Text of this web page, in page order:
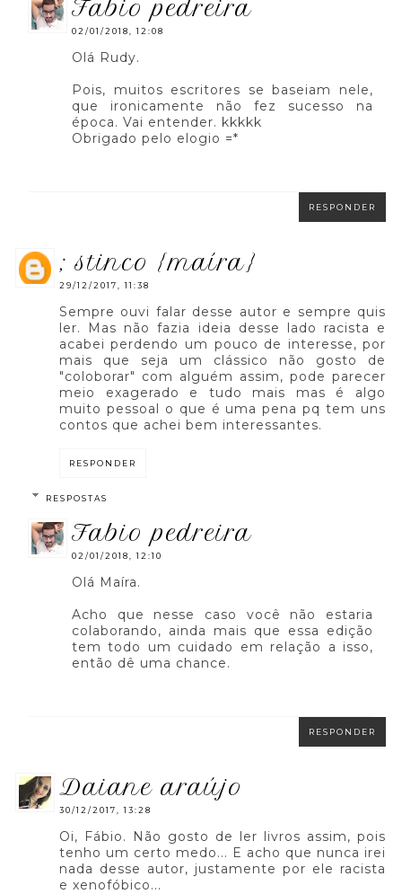
fabio pedreira
02/01/2018, 12:08
Olá Rudy.
Pois, muitos escritores se baseiam nele,
que ironicamente não fez sucesso na
época. Vai entender. kkkkk
Obrigado pelo elogio =*
RESPONDER
; stinco {maíra}
29/12/2017, 11:38
Sempre ouvi falar desse autor e sempre quis
ler. Mas não fazia ideia desse lado racista e
acabei perdendo um pouco de interesse, por
mais que seja um clássico não gosto de
"coloborar" com alguém assim, pode parecer
meio exagerado e tudo mais mas é algo
muito pessoal o que é uma pena pq tem uns
contos que achei bem interessantes.
RESPONDER
RESPOSTAS
fabio pedreira
02/01/2018, 12:10
Olá Maíra.
Acho que nesse caso você não estaria
colaborando, ainda mais que essa edição
tem todo um cuidado em relação a isso,
então dê uma chance.
RESPONDER
daiane araújo
30/12/2017, 13:28
Oi, Fábio. Não gosto de ler livros assim, pois
tenho um certo medo... E acho que nunca irei
nada desse autor, justamente por ele racista
e xenofóbico...